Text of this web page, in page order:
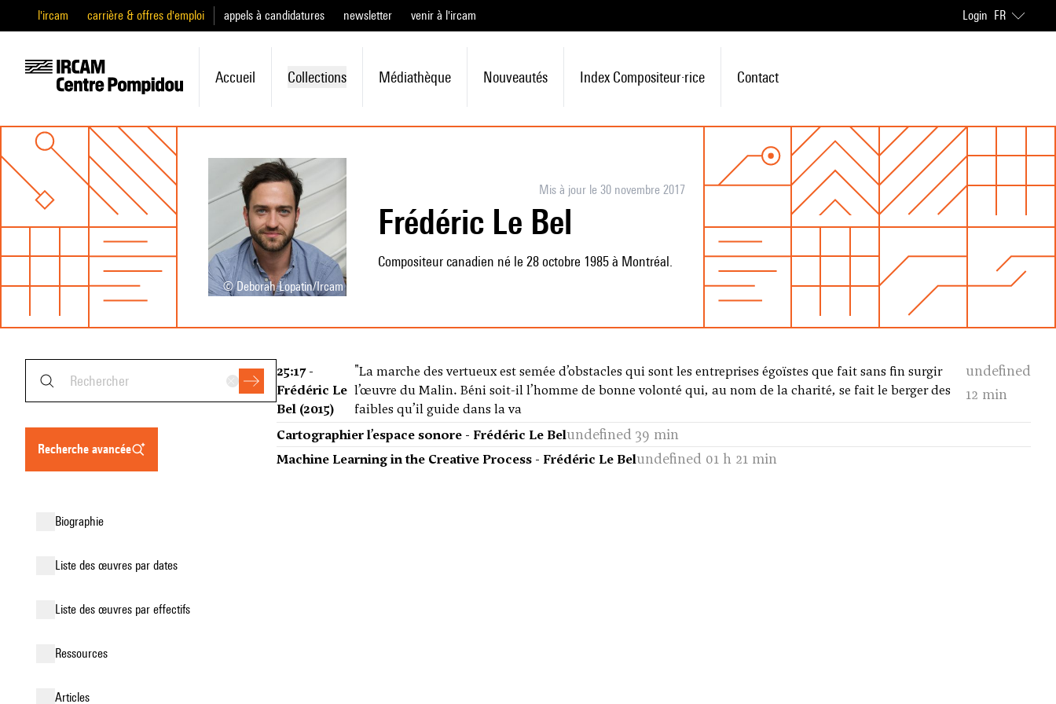
l'ircam carrière & offres d'emploi appels à candidatures newsletter venir à l'ircam Login FR
Accueil Collections Médiathèque Nouveautés Index Compositeur·rice Contact
© Deborah Lopatin/Ircam
Mis à jour le 30 novembre 2017
Frédéric Le Bel
Compositeur canadien né le 28 octobre 1985 à Montréal.
recherche avancée
biographie
liste des œuvres par dates
liste des œuvres par effectifs
ressources
articles
25:17 -
Frédéric Le
Bel (2015)
"La marche des vertueux est semée d’obstacles qui sont les entreprises égoïstes que fait sans fin surgir
l’œuvre du Malin. Béni soit-il l’homme de bonne volonté qui, au nom de la charité, se fait le berger des
faibles qu’il guide dans la va
undefined
12 min
Cartographier l’espace sonore - Frédéric Le Belundefined 39 min
Machine Learning in the Creative Process - Frédéric Le Belundefined 01 h 21 min